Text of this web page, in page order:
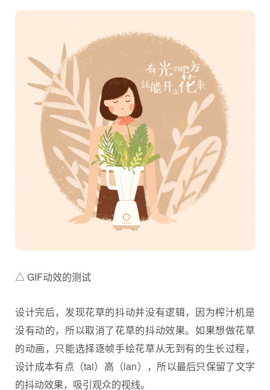
△ GIF动效的测试
设计完后，发现花草的抖动并没有逻辑，因为榨汁机是
没有动的，所以取消了花草的抖动效果。如果想做花草
的动画，只能选择逐帧手绘花草从无到有的生长过程，
设计成本有点（tai）高（lan），所以最后只保留了文字
的抖动效果，吸引观众的视线。​